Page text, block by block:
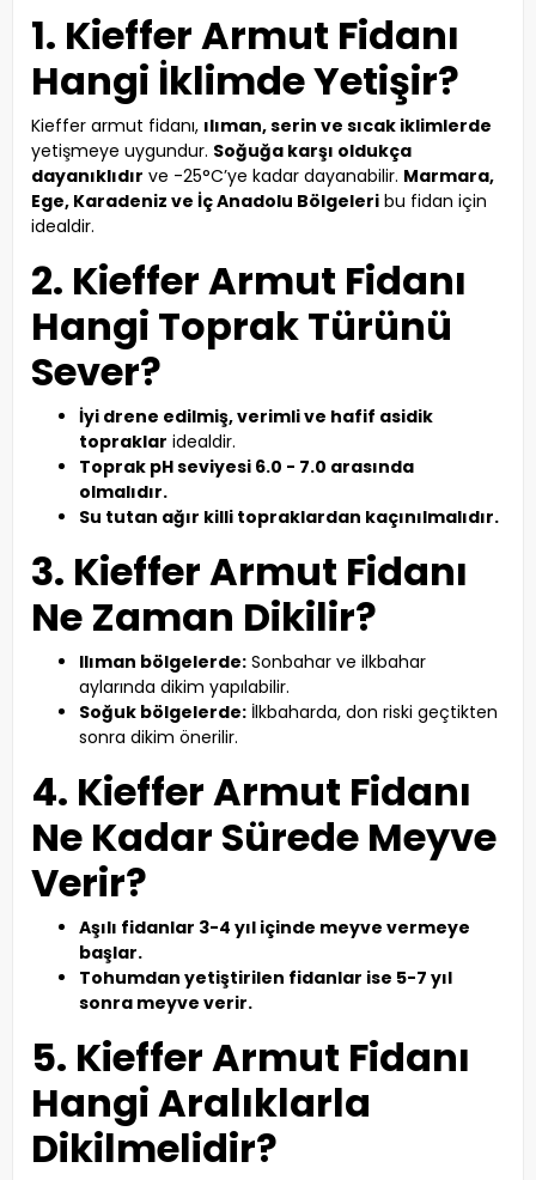
1. Kieffer Armut Fidanı
Hangi İklimde Yetişir?
Kieffer armut fidanı, ılıman, serin ve sıcak iklimlerde
yetişmeye uygundur. Soğuğa karşı oldukça
dayanıklıdır ve -25°C’ye kadar dayanabilir. Marmara,
Ege, Karadeniz ve İç Anadolu Bölgeleri bu fidan için
idealdir.
2. Kieffer Armut Fidanı
Hangi Toprak Türünü
Sever?
İyi drene edilmiş, verimli ve hafif asidik
topraklar idealdir.
Toprak pH seviyesi 6.0 - 7.0 arasında
olmalıdır.
Su tutan ağır killi topraklardan kaçınılmalıdır.
3. Kieffer Armut Fidanı
Ne Zaman Dikilir?
Ilıman bölgelerde: Sonbahar ve ilkbahar
aylarında dikim yapılabilir.
Soğuk bölgelerde: İlkbaharda, don riski geçtikten
sonra dikim önerilir.
4. Kieffer Armut Fidanı
Ne Kadar Sürede Meyve
Verir?
Aşılı fidanlar 3-4 yıl içinde meyve vermeye
başlar.
Tohumdan yetiştirilen fidanlar ise 5-7 yıl
sonra meyve verir.
5. Kieffer Armut Fidanı
Hangi Aralıklarla
Dikilmelidir?